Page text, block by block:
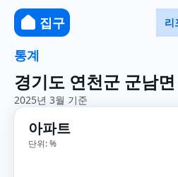
집구 리
통계
경기도 연천군 군남
2025년 3월 기준
아파트
단위: %